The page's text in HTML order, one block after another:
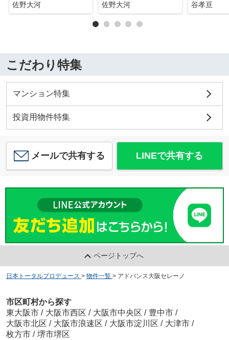
佐野大河 佐野大河 谷孝亘
こだわり特集
マンション特集
投資用物件特集
メールで共有する LINEで共有する
ページトップへ
日本トータルプロデュース > 物件一覧 > アドバンス大阪セレーノ
市区町村から探す
東大阪市 / 大阪市西区 / 大阪市中央区 / 豊中市 /
大阪市北区 / 大阪市浪速区 / 大阪市淀川区 / 大津市 /
枚方市 / 堺市堺区